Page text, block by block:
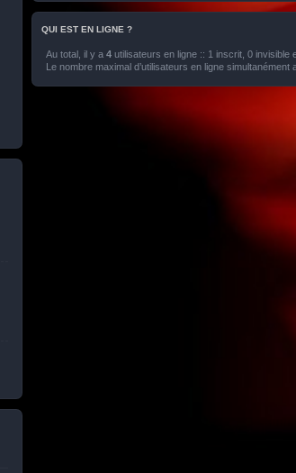
QUI EST EN LIGNE ?
Au total, il y a 4 utilisateurs en ligne :: 1 inscrit, 0 invisible
Le nombre maximal d’utilisateurs en ligne simultanément